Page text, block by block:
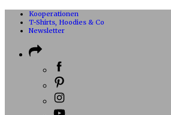
Kooperationen
T-Shirts, Hoodies & Co
Newsletter